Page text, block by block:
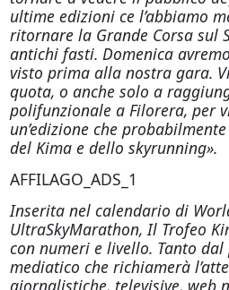
ultime edizioni ce l’abbiamo
ritornare la Grande Corsa sul
antichi fasti. Domenica
visto prima alla nostra gara.
quota, o anche solo a
polifunzionale a Filorera, per
un’edizione che
del Kima e dello
AFFILAGO_ADS_1
Inserita nel calendario di
UltraSkyMarathon, Il Trofeo
con numeri e livello. Tanto
mediatico che richiamerà
giornalistiche, televisive, web